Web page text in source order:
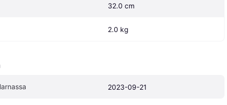
32.0 cm
2.0 kg
2023-09-21